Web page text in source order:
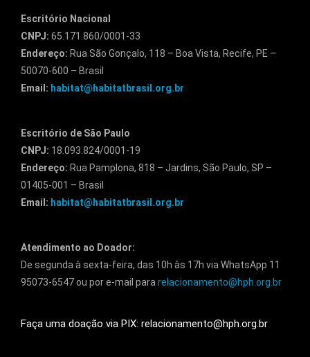
Escritório Nacional
CNPJ: 65.171.860/0001-33
Endereço: Rua São Gonçalo, 118 – Boa Vista, Recife, PE –
50070-600 – Brasil
Email: habitat@habitatbrasil.org.br
Escritório de São Paulo
CNPJ: 18.093.824/0001-19
Endereço: Rua Pamplona, 818 – Jardins, São Paulo, SP –
01405-001 – Brasil
Email: habitat@habitatbrasil.org.br
Atendimento ao Doador:
De segunda à sexta-feira, das 10h às 17h via WhatsApp 11
95073-6547 ou por e-mail pararelacionamento@hph.org.br
Faça uma doação via PIX: relacionamento@hph.org.br